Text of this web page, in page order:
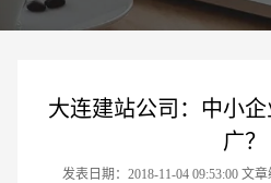
大连建站公司：中小
广？
发表日期：2018-11-04 09:53:00 文